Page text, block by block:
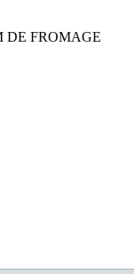
DE FROMAGE